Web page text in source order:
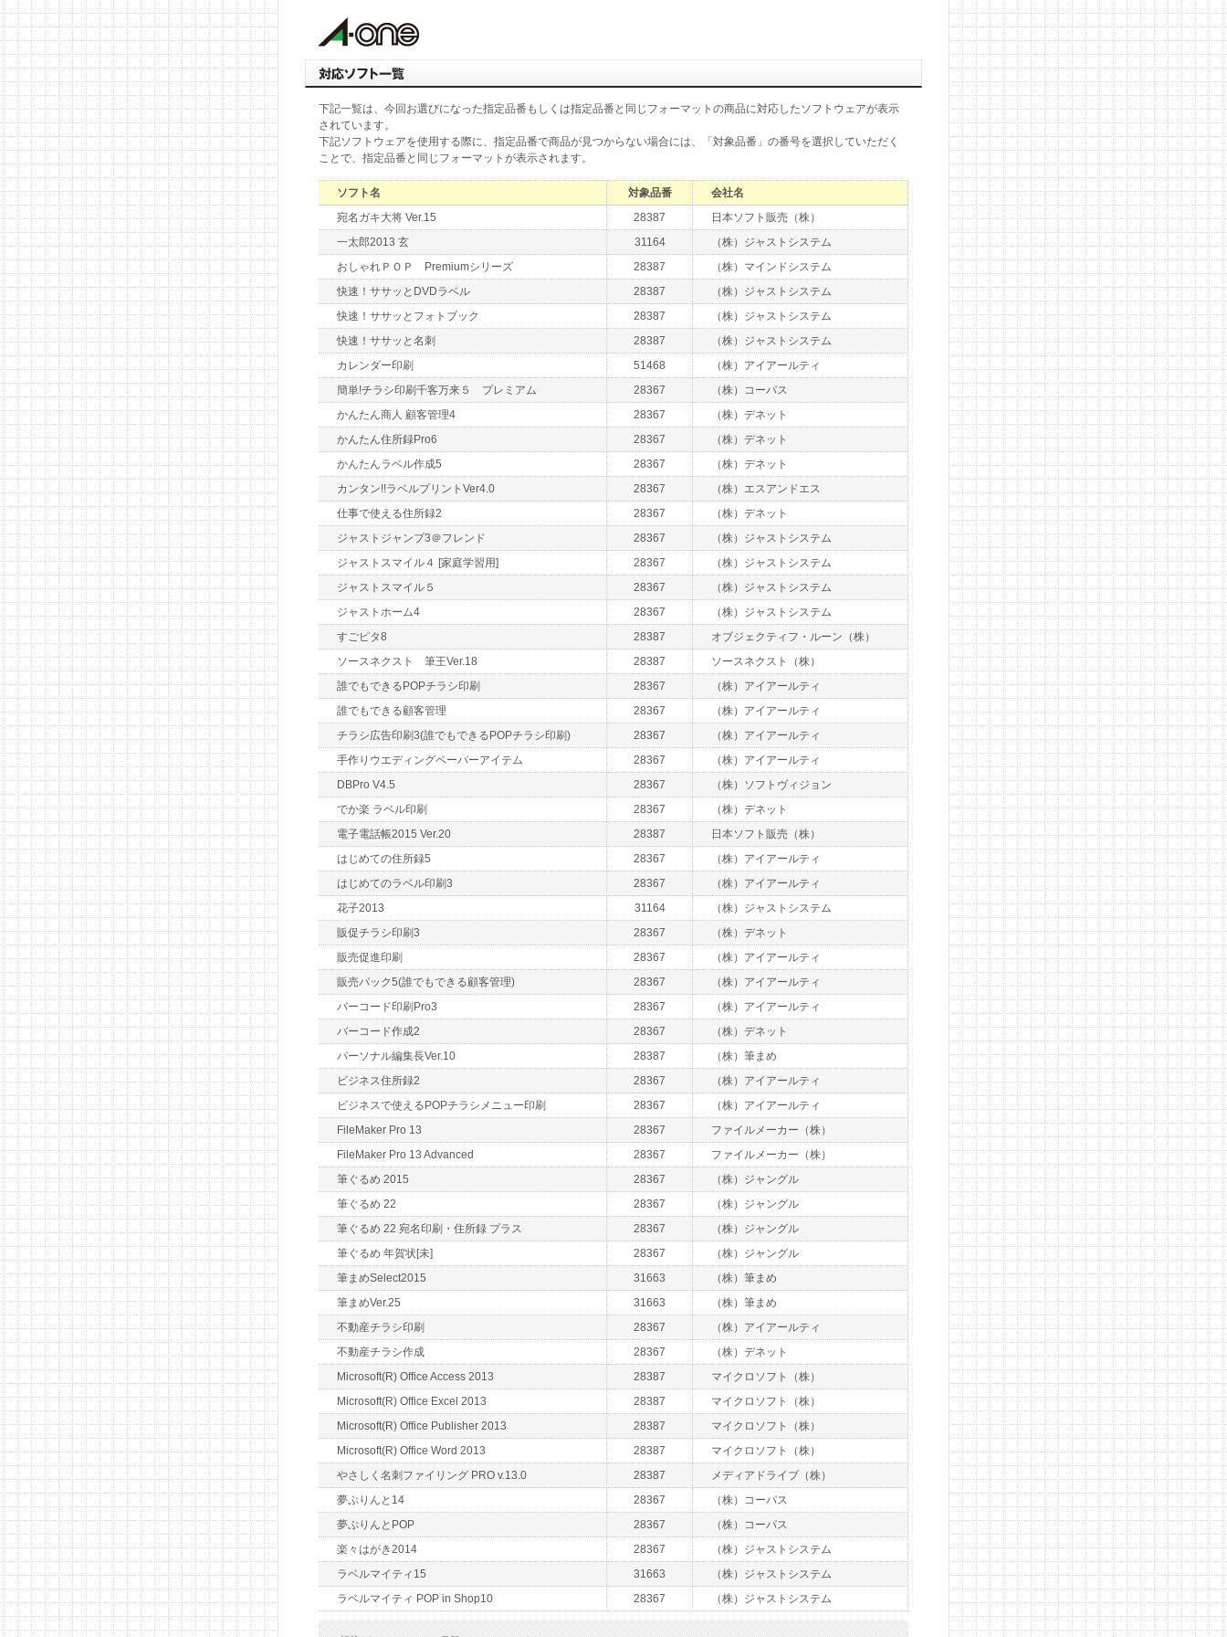
下記一覧は、今回お選びになった指定品番もしくは指定品番と同じフォーマットの商品に対応したソフトウェアが表示
されています。
下記ソフトウェアを使用する際に、指定品番で商品が見つからない場合には、「対象品番」の番号を選択していただく
ことで、指定品番と同じフォーマットが表示されます。
ソフト名 対象品番
会社名
宛名ガキ大将 Ver.15
28387
日本ソフト販売（株）
一太郎2013 玄
31164
（株）ジャストシステム
おしゃれＰＯＰ Premiumシリーズ
28387
（株）マインドシステム
快速！ササッとDVDラベル
28387
（株）ジャストシステム
快速！ササッとフォトブック
28387
（株）ジャストシステム
快速！ササッと名刺
28387
（株）ジャストシステム
カレンダー印刷
51468
（株）アイアールティ
簡単!チラシ印刷千客万来５ プレミアム
28367
（株）コーパス
かんたん商人 顧客管理4
28367
（株）デネット
かんたん住所録Pro6
28367
（株）デネット
かんたんラベル作成5
28367
（株）デネット
カンタン!!ラベルプリントVer4.0
28367
（株）エスアンドエス
仕事で使える住所録2
28367
（株）デネット
ジャストジャンプ3＠フレンド
28367
（株）ジャストシステム
ジャストスマイル４ [家庭学習用]
28367
（株）ジャストシステム
ジャストスマイル５
28367
（株）ジャストシステム
ジャストホーム4
28367
（株）ジャストシステム
すごピタ8
28387
オブジェクティフ・ルーン（株）
ソースネクスト 筆王Ver.18
28387
ソースネクスト（株）
誰でもできるPOPチラシ印刷
28367
（株）アイアールティ
誰でもできる顧客管理
28367
（株）アイアールティ
チラシ広告印刷3(誰でもできるPOPチラシ印刷)
28367
（株）アイアールティ
手作りウエディングペーパーアイテム
28367
（株）アイアールティ
DBPro V4.5
28367
（株）ソフトヴィジョン
でか楽 ラベル印刷
28367
（株）デネット
電子電話帳2015 Ver.20
28387
日本ソフト販売（株）
はじめての住所録5
28367
（株）アイアールティ
はじめてのラベル印刷3
28367
（株）アイアールティ
花子2013
31164
（株）ジャストシステム
販促チラシ印刷3
28367
（株）デネット
販売促進印刷
28367
（株）アイアールティ
販売パック5(誰でもできる顧客管理)
28367
（株）アイアールティ
バーコード印刷Pro3
28367
（株）アイアールティ
バーコード作成2
28367
（株）デネット
パーソナル編集長Ver.10
28387
（株）筆まめ
ビジネス住所録2
28367
（株）アイアールティ
ビジネスで使えるPOPチラシメニュー印刷
28367
（株）アイアールティ
FileMaker Pro 13
28367
ファイルメーカー（株）
FileMaker Pro 13 Advanced
28367
ファイルメーカー（株）
筆ぐるめ 2015
28367
（株）ジャングル
筆ぐるめ 22
28367
（株）ジャングル
筆ぐるめ 22 宛名印刷・住所録 プラス
28367
（株）ジャングル
筆ぐるめ 年賀状[未]
28367
（株）ジャングル
筆まめSelect2015
31663
（株）筆まめ
筆まめVer.25
31663
（株）筆まめ
不動産チラシ印刷
28367
（株）アイアールティ
不動産チラシ作成
28367
（株）デネット
Microsoft(R) Office Access 2013
28387
マイクロソフト（株）
Microsoft(R) Office Excel 2013
28387
マイクロソフト（株）
Microsoft(R) Office Publisher 2013
28387
マイクロソフト（株）
Microsoft(R) Office Word 2013
28387
マイクロソフト（株）
やさしく名刺ファイリング PRO v.13.0
28387
メディアドライブ（株）
夢ぷりんと14
28367
（株）コーパス
夢ぷりんとPOP
28367
（株）コーパス
楽々はがき2014
28367
（株）ジャストシステム
ラベルマイティ15
31663
（株）ジャストシステム
ラベルマイティ POP in Shop10
28367 （株）ジャストシステム